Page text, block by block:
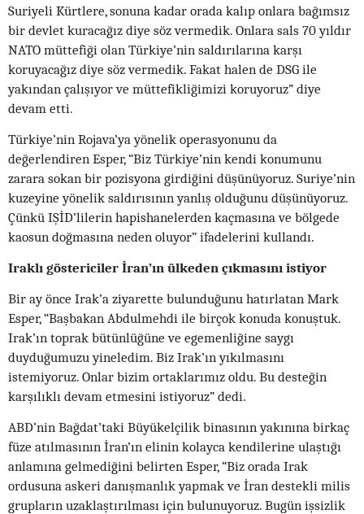
Suriyeli Kürtlere, sonuna kadar orada kalıp onlara bağımsız
bir devlet kuracağız diye söz vermedik. Onlara sals 70 yıldır
NATO müttefiği olan Türkiye’nin saldırılarına karşı
koruyacağız diye söz vermedik. Fakat halen de DSG ile
yakından çalışıyor ve müttefikliğimizi koruyoruz” diye
devam etti.
Türkiye’nin Rojava’ya yönelik operasyonunu da
değerlendiren Esper, “Biz Türkiye’nin kendi konumunu
zarara sokan bir pozisyona girdiğini düşünüyoruz. Suriye’nin
kuzeyine yönelik saldırısının yanlış olduğunu düşünüyoruz.
Çünkü IŞİD’lilerin hapishanelerden kaçmasına ve bölgede
kaosun doğmasına neden oluyor” ifadelerini kullandı.
Iraklı göstericiler İran’ın ülkeden çıkmasını istiyor
Bir ay önce Irak’a ziyarette bulunduğunu hatırlatan Mark
Esper, “Başbakan Abdulmehdi ile birçok konuda konuştuk.
Irak’ın toprak bütünlüğüne ve egemenliğine saygı
duyduğumuzu yineledim. Biz Irak’ın yıkılmasını
istemiyoruz. Onlar bizim ortaklarımız oldu. Bu desteğin
karşılıklı devam etmesini istiyoruz” dedi.
ABD’nin Bağdat’taki Büyükelçilik binasının yakınına birkaç
füze atılmasının İran’ın elinin kolayca kendilerine ulaştığı
anlamına gelmediğini belirten Esper, “Biz orada Irak
ordusuna askeri danışmanlık yapmak ve İran destekli milis
grupların uzaklaştırılması için bulunuyoruz. Bugün işsizlik